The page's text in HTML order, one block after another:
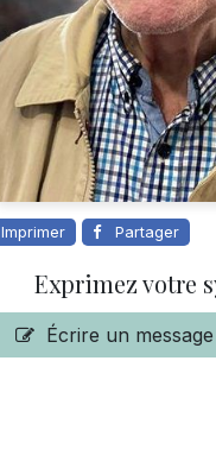
Imprimer Partager
Exprimez votre
Écrire un